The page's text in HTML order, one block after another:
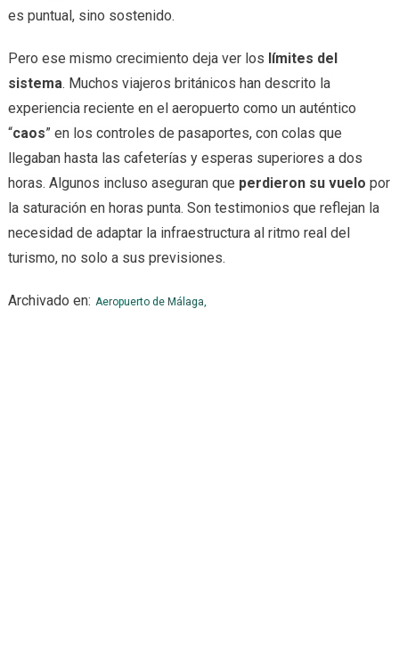
es puntual, sino sostenido.
Pero ese mismo crecimiento deja ver los límites del
sistema. Muchos viajeros británicos han descrito la
experiencia reciente en el aeropuerto como un auténtico
“caos” en los controles de pasaportes, con colas que
llegaban hasta las cafeterías y esperas superiores a dos
horas. Algunos incluso aseguran que perdieron su vuelo por
la saturación en horas punta. Son testimonios que reflejan la
necesidad de adaptar la infraestructura al ritmo real del
turismo, no solo a sus previsiones.
Archivado en: Aeropuerto de Málaga,